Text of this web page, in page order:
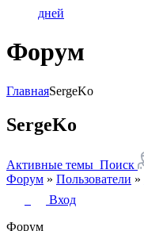
дней
Форум
ГлавнаяSergeKo
SergeKo
Активные темы Поиск
Форум » Пользователи »
Вход
Форум